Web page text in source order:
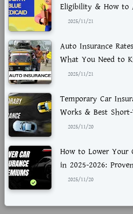
Eligibility & How to
2025/11/21
Auto Insurance
What You Need to
2025/11/21
Temporary Car
Works & Best
2025/11/20
How to Lower Your
in 2025-2026:
2025/11/20